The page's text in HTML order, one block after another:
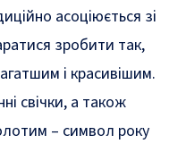
асоціюється зі
зробити так,
і красивішим.
свічки, а також
– символ року